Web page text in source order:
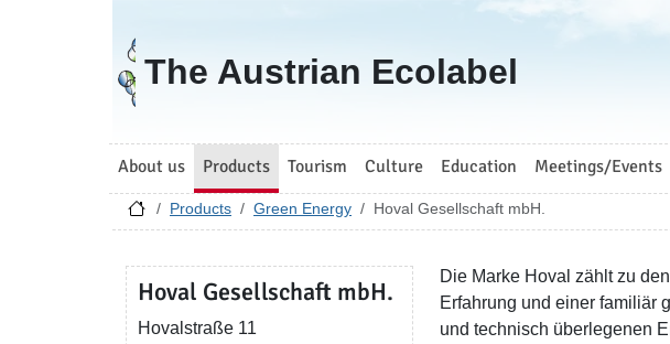
Go to homepage
The Austrian Ecolabel
About us Products Tourism Culture Education Meetings/Events
Products Green Energy Hoval Gesellschaft mbH.
Hoval Gesellschaft mbH.
Hovalstraße 11
Die Marke Hoval zählt zu
Erfahrung und einer familiär
und technisch überlegenen